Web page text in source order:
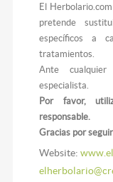
El
pretende
específicos a
tratamientos.
Ante
especialista.
Por favor,
responsable.
Gracias por
Website: